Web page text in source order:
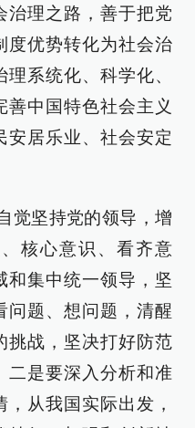
治理之路，善于把党
度优势转化为社会治
系统化、科学化、
善中国特色社会主义
安居乐业、社会安定
觉坚持党的领导，增
核心意识、看齐意
和集中统一领导，坚
问题、想问题，清醒
挑战，坚决打好防范
二是要深入分析和准
从我国实际出发，